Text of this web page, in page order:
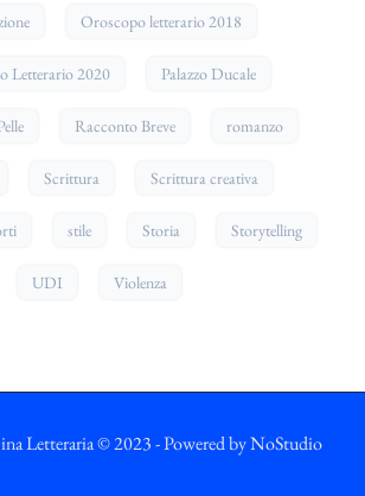
Oroscopo letterario 2018
Letterario 2020 Palazzo Ducale
Racconto Breve romanzo
Scrittura Scrittura creativa
stile Storia Storytelling
UDI Violenza
Letteraria © 2023 - Powered byNoStudio